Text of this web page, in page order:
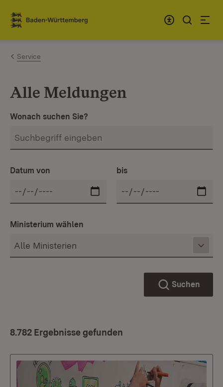
Zum Inhalt springen
Link zur Startseite
Service
Alle Meldungen
Wonach suchen Sie?
Datum von bis
Ministerium wählen
Suchen
8.782 Ergebnisse gefunden